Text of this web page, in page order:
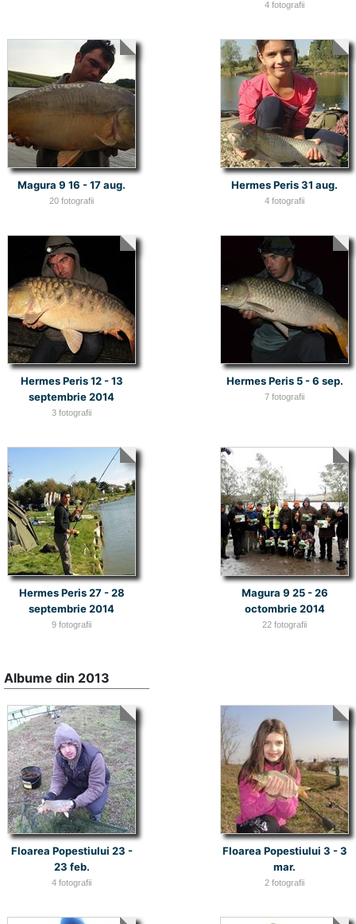
4 fotografii
Magura 9 16 - 17 aug.
20 fotografii
Hermes Peris 31 aug.
4 fotografii
Hermes Peris 12 - 13
septembrie 2014
3 fotografii
Hermes Peris 5 - 6 sep.
7 fotografii
Hermes Peris 27 - 28
septembrie 2014
9 fotografii
Magura 9 25 - 26
octombrie 2014
22 fotografii
Albume din 2013
Floarea Popestiului 23 -
23 feb.
4 fotografii
Floarea Popestiului 3 - 3
mar.
2 fotografii